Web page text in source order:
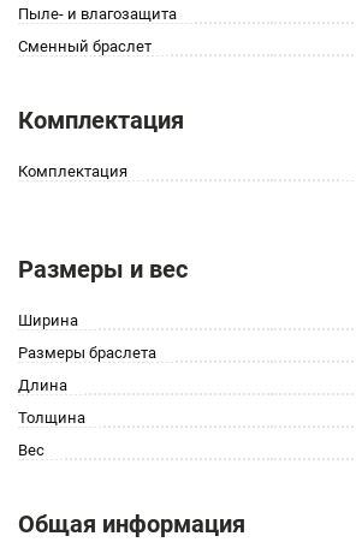
Пыле- и влагозащита
Сменный браслет
Комплектация
Комплектация
Размеры и вес
Ширина
Размеры браслета
Длина
Толщина
Вес
Общая информация